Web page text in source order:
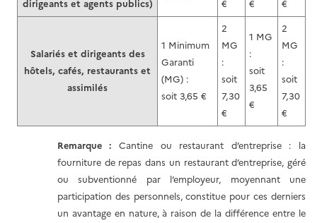
dirigeants et agents publics)
€
€
€
Salariés et dirigeants des
hôtels, cafés, restaurants et
assimilés
1 Minimum
Garanti
(MG) :
soit 3,65 €
2
MG
:
soit
7,30
€
1 MG
:
soit
3,65
€
2
MG
:
soit
7,30
€
Remarque : Cantine ou restaurant d’entreprise : la
fourniture de repas dans un restaurant d’entreprise, géré
ou subventionné par l’employeur, moyennant une
participation des personnels, constitue pour ces derniers
un avantage en nature, à raison de la différence entre le